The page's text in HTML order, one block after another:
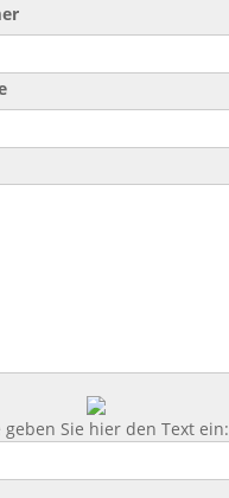
geben Sie hier den Text ein: